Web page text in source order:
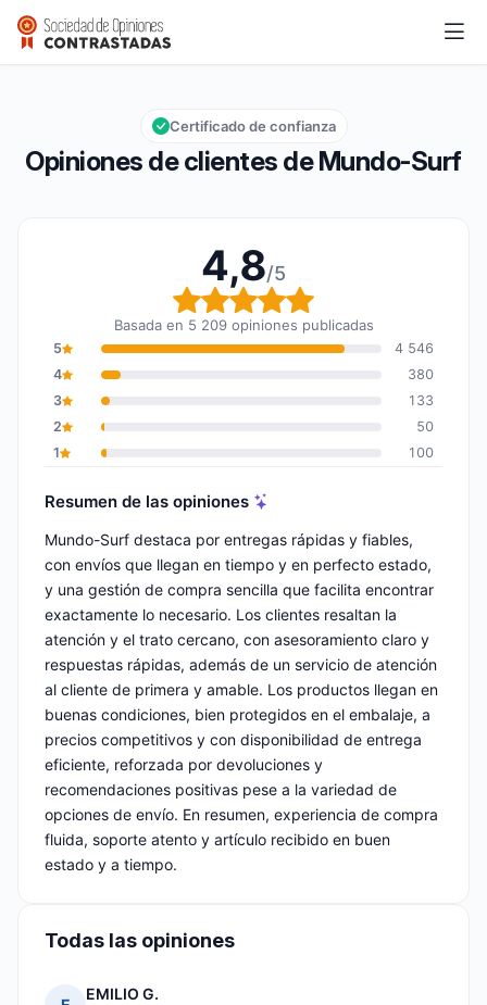
Mundo-Surf
Calificación global: 4,8 de 5
4,8/5
Opiniones de clientes de Mundo-Surf
Certificado de confianza
4,8/5
Calificación global: 4,8
Basada en 5 209 opiniones publicadas
5
4 546
4
380
3
133
2
50
1
100
Resumen de las opiniones
Mundo-Surf destaca por entregas rápidas y fiables,
con envíos que llegan en tiempo y en perfecto estado,
y una gestión de compra sencilla que facilita encontrar
exactamente lo necesario. Los clientes resaltan la
atención y el trato cercano, con asesoramiento claro y
respuestas rápidas, además de un servicio de atención
al cliente de primera y amable. Los productos llegan en
buenas condiciones, bien protegidos en el embalaje, a
precios competitivos y con disponibilidad de entrega
eficiente, reforzada por devoluciones y
recomendaciones positivas pese a la variedad de
opciones de envío. En resumen, experiencia de compra
fluida, soporte atento y artículo recibido en buen
estado y a tiempo.
Todas las opiniones
EMILIO G.